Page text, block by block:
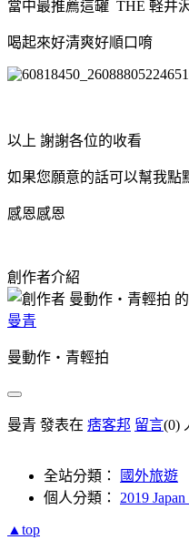
當中最推薦這罐 THE 軽井
喝起來好清爽好順口唷
以上 謝謝各位的收看
如果您願意的話可以幫我點
感恩感恩
創作者介紹
曼青
曼動作‧青輕拍
曼青 發表在 痞客邦 留言(0)
全站分類：
國外旅遊
個人分類： 2019
▲top